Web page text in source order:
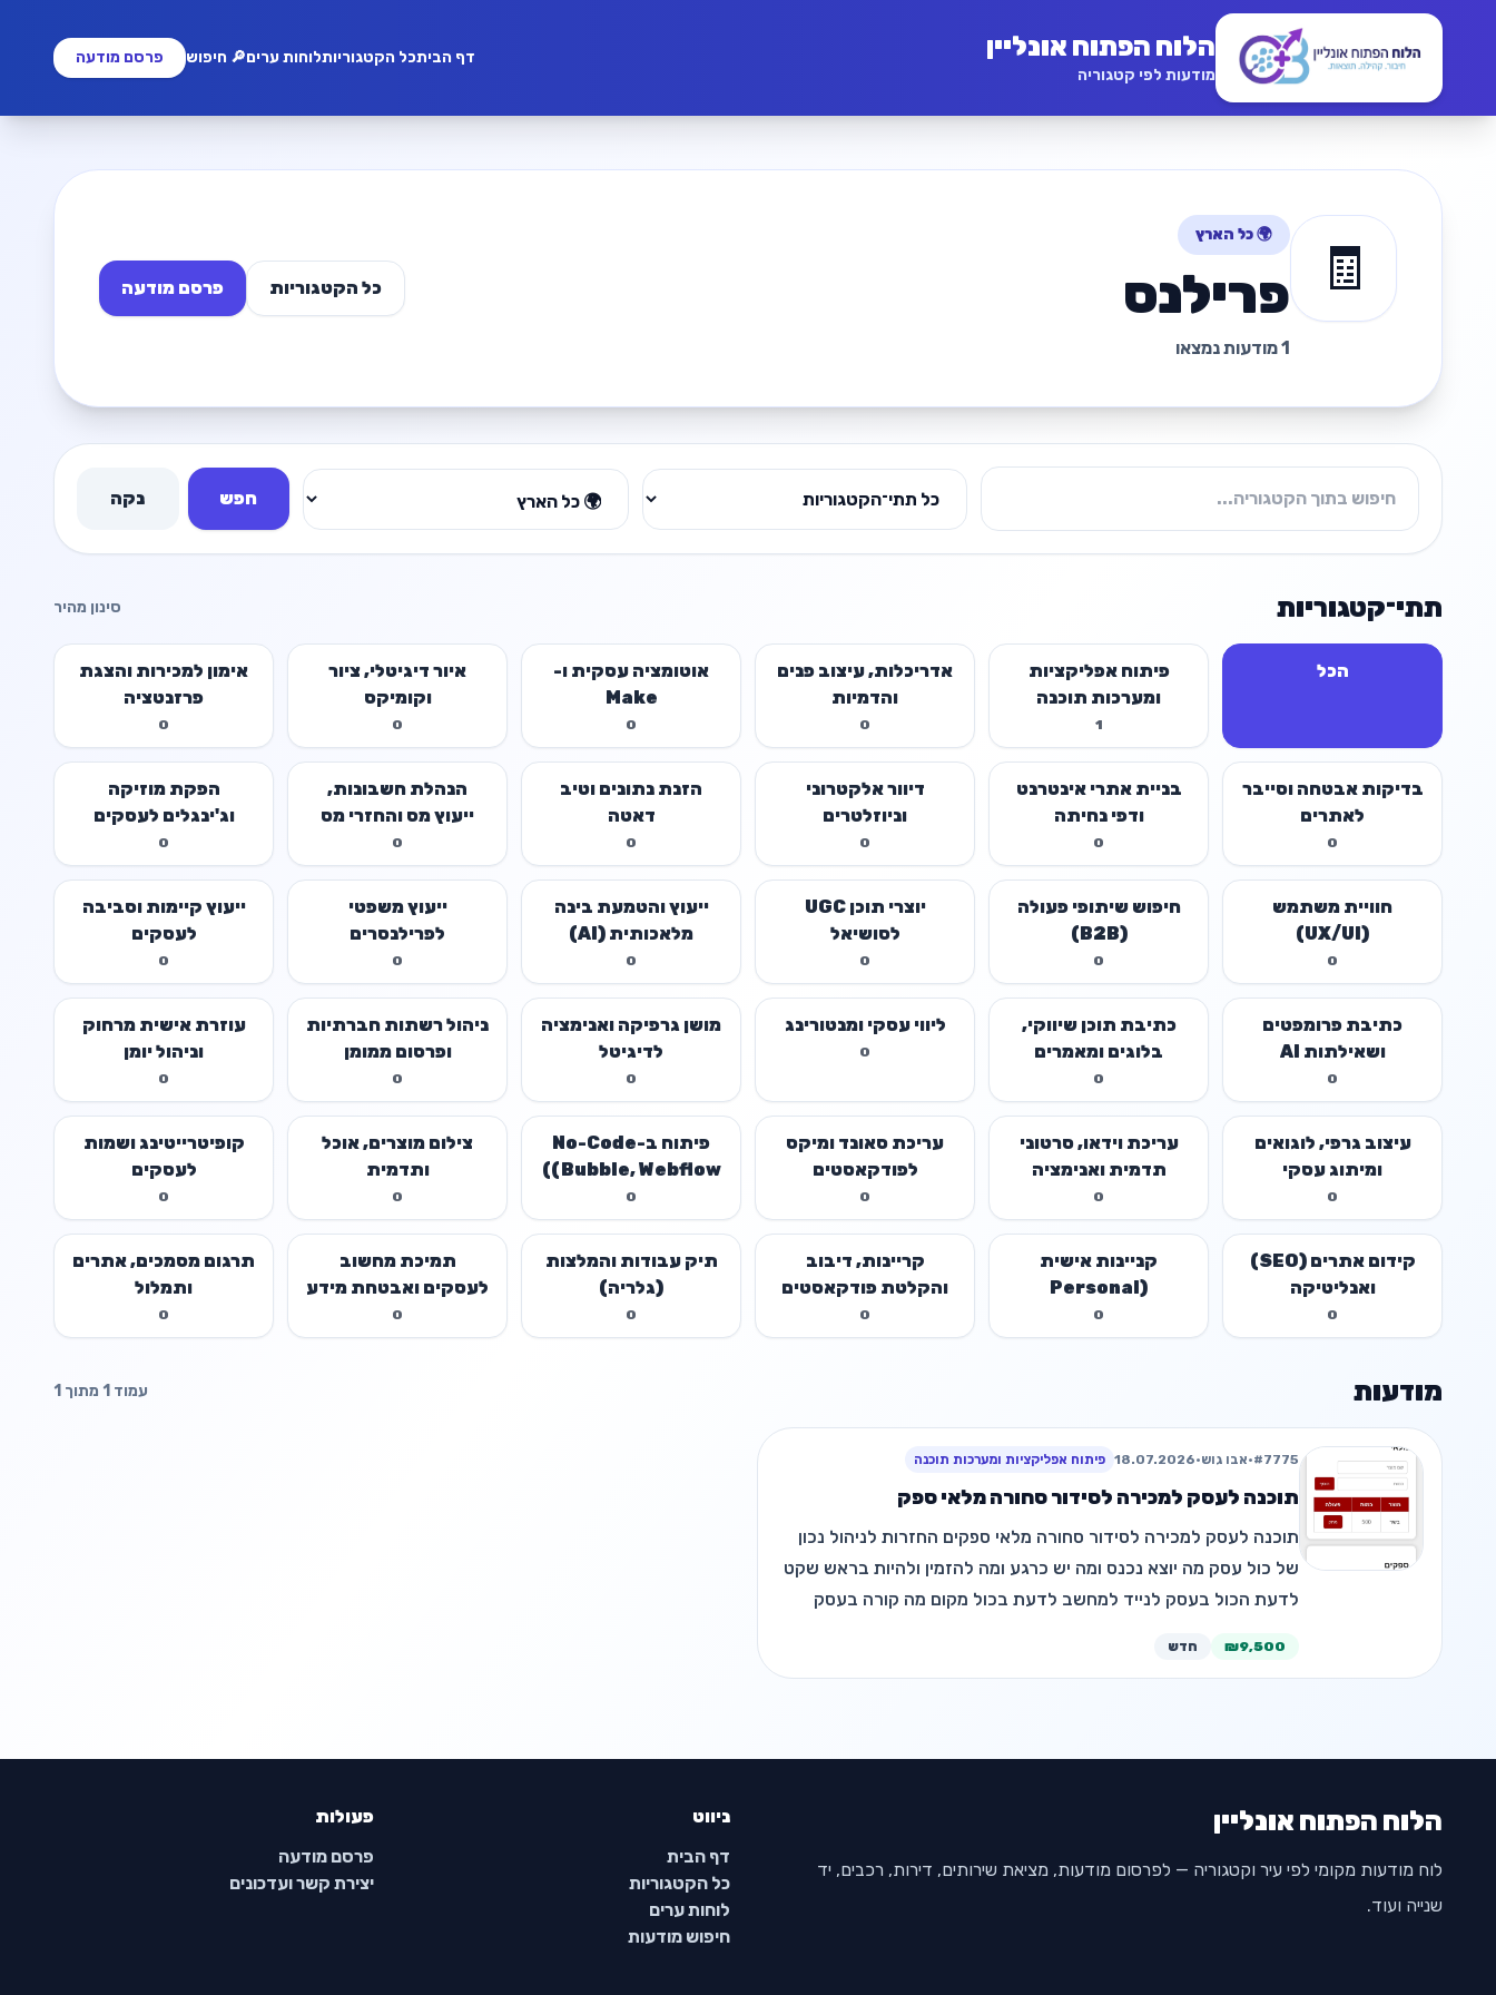
הלוח הפתוח אונליין
מודעות לפי קטגוריה
דף הביתכל הקטגוריותלוחות ערים🔎 חיפוש פרסם מודעה
🧾
🌍 כל הארץ
פרילנס
1 מודעות נמצאו
כל הקטגוריות פרסם מודעה
חפש נקה
תתי־קטגוריות סינון מהיר
הכל
פיתוח אפליקציות
ומערכות תוכנה
1
אדריכלות, עיצוב פנים
והדמיות
0
אוטומציה עסקית ו-
Make
0
איור דיגיטלי, ציור
וקומיקס
0
אימון למכירות והצגת
פרזנטציה
0
בדיקות אבטחה וסייבר
לאתרים
0
בניית אתרי אינטרנט
ודפי נחיתה
0
דיוור אלקטרוני
וניוזלטרים
0
הזנת נתונים וטיב
דאטה
0
הנהלת חשבונות,
ייעוץ מס והחזרי מס
0
הפקת מוזיקה
וג'ינגלים לעסקים
0
חוויית משתמש
(UX/UI)
0
חיפוש שיתופי פעולה
(B2B)
0
יוצרי תוכן UGC
לסושיאל
0
ייעוץ והטמעת בינה
מלאכותית (AI)
0
ייעוץ משפטי
לפרילנסרים
0
ייעוץ קיימות וסביבה
לעסקים
0
כתיבת פרומפטים
ושאילתות AI
0
כתיבת תוכן שיווקי,
בלוגים ומאמרים
0
ליווי עסקי ומנטורינג
0
מושן גרפיקה ואנימציה
לדיגיטל
0
ניהול רשתות חברתיות
ופרסום ממומן
0
עוזרת אישית מרחוק
וניהול יומן
0
עיצוב גרפי, לוגואים
ומיתוג עסקי
0
עריכת וידאו, סרטוני
תדמית ואנימציה
0
עריכת סאונד ומיקס
לפודקאסטים
0
פיתוח ב-No-Code
(Bubble, Webflow)
0
צילום מוצרים, אוכל
ותדמית
0
קופיטרייטינג ושמות
לעסקים
0
קידום אתרים (SEO)
ואנליטיקה
0
קניינות אישית
(Personal
Shopping)
0
קריינות, דיבוב
והקלטת פודקאסטים
0
תיק עבודות והמלצות
(גלריה)
0
תמיכת מחשוב
לעסקים ואבטחת מידע
0
תרגום מסמכים, אתרים
ותמלול
0
מודעות עמוד 1 מתוך 1
#7775
•אבו גוש•
18.07.2026 פיתוח אפליקציות ומערכות תוכנה
תוכנה לעסק למכירה לסידור סחורה מלאי ספק
תוכנה לעסק למכירה לסידור סחורה מלאי ספקים החזרות לניהול נכון
של כול עסק מה יוצא נכנס ומה יש כרגע ומה להזמין ולהיות בראש שקט
לדעת הכול בעסק לנייד למחשב לדעת בכול מקום מה קורה בעסק
₪9,500 חדש
הלוח הפתוח אונליין
לוח מודעות מקומי לפי עיר וקטגוריה — לפרסום מודעות, מציאת שירותים, דירות, רכבים, יד
שנייה ועוד.
ניווט
דף הבית
כל הקטגוריות
לוחות ערים
חיפוש מודעות
פעולות
פרסם מודעה
יצירת קשר ועדכונים